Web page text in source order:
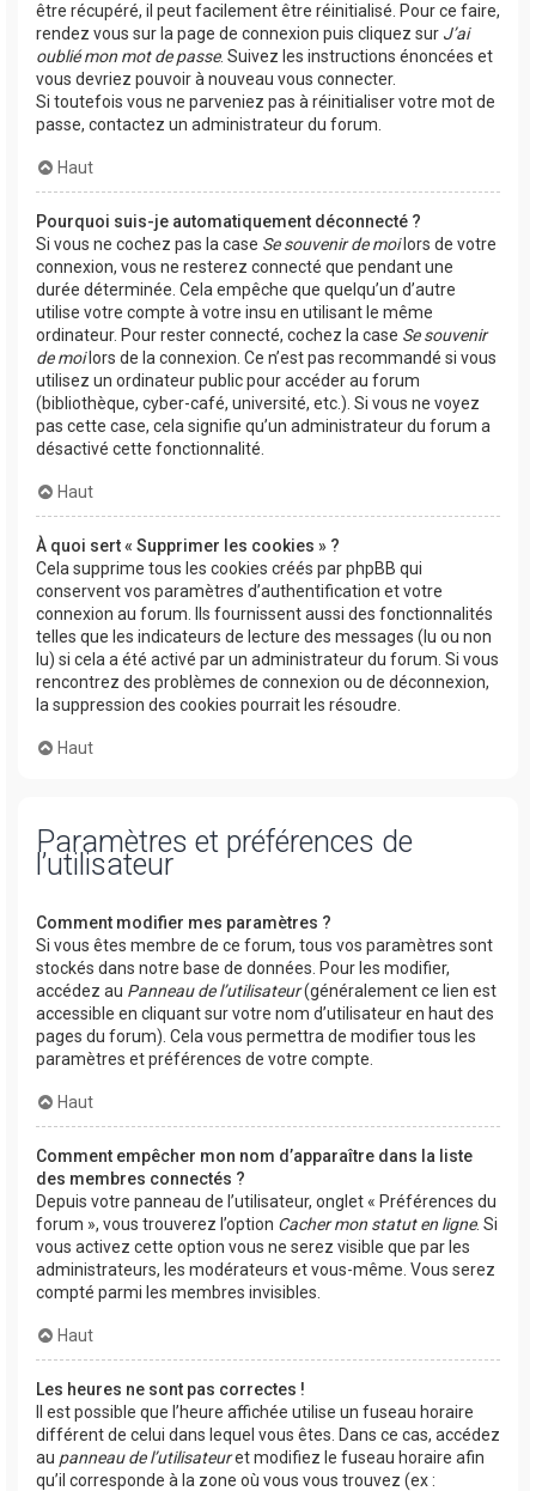
être récupéré, il peut facilement être réinitialisé. Pour ce faire,
rendez vous sur la page de connexion puis cliquez sur J’ai
oublié mon mot de passe. Suivez les instructions énoncées et
vous devriez pouvoir à nouveau vous connecter.
Si toutefois vous ne parveniez pas à réinitialiser votre mot de
passe, contactez un administrateur du forum.
Haut
Pourquoi suis-je automatiquement déconnecté ?
Si vous ne cochez pas la case Se souvenir de moilors de votre
connexion, vous ne resterez connecté que pendant une
durée déterminée. Cela empêche que quelqu’un d’autre
utilise votre compte à votre insu en utilisant le même
ordinateur. Pour rester connecté, cochez la case Se souvenir
de moilors de la connexion. Ce n’est pas recommandé si vous
utilisez un ordinateur public pour accéder au forum
(bibliothèque, cyber-café, université, etc.). Si vous ne voyez
pas cette case, cela signifie qu’un administrateur du forum a
désactivé cette fonctionnalité.
Haut
À quoi sert « Supprimer les cookies » ?
Cela supprime tous les cookies créés par phpBB qui
conservent vos paramètres d’authentification et votre
connexion au forum. Ils fournissent aussi des fonctionnalités
telles que les indicateurs de lecture des messages (lu ou non
lu) si cela a été activé par un administrateur du forum. Si vous
rencontrez des problèmes de connexion ou de déconnexion,
la suppression des cookies pourrait les résoudre.
Haut
Paramètres et préférences de
l’utilisateur
Comment modifier mes paramètres ?
Si vous êtes membre de ce forum, tous vos paramètres sont
stockés dans notre base de données. Pour les modifier,
accédez au Panneau de l’utilisateur(généralement ce lien est
accessible en cliquant sur votre nom d’utilisateur en haut des
pages du forum). Cela vous permettra de modifier tous les
paramètres et préférences de votre compte.
Haut
Comment empêcher mon nom d’apparaître dans la liste
des membres connectés ?
Depuis votre panneau de l’utilisateur, onglet « Préférences du
forum », vous trouverez l’option Cacher mon statut en ligne. Si
vous activez cette option vous ne serez visible que par les
administrateurs, les modérateurs et vous-même. Vous serez
compté parmi les membres invisibles.
Haut
Les heures ne sont pas correctes !
Il est possible que l’heure affichée utilise un fuseau horaire
différent de celui dans lequel vous êtes. Dans ce cas, accédez
au panneau de l’utilisateuret modifiez le fuseau horaire afin
qu’il corresponde à la zone où vous vous trouvez (ex :